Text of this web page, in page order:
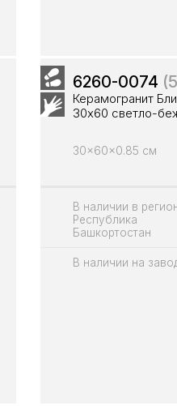
6260-0074
Керамогранит
30х60 светло-
30x60x0.85 см
В наличии в
Республика
Башкортостан
В наличии на